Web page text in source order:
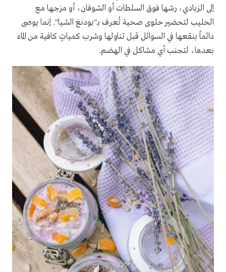
إلى الزبادي، رشها فوق السلطات أو الشوفان، أو مزجها مع
الحليب لتحضير حلوى صحية تُعرف بـ"بودنغ الشيا". إنما يوصى
دائماً بنقعها في السوائل قبل تناولها وشرب كمياتٍ كافية من الماء
بعدها، لتجنب أي مشاكل في الهضم.